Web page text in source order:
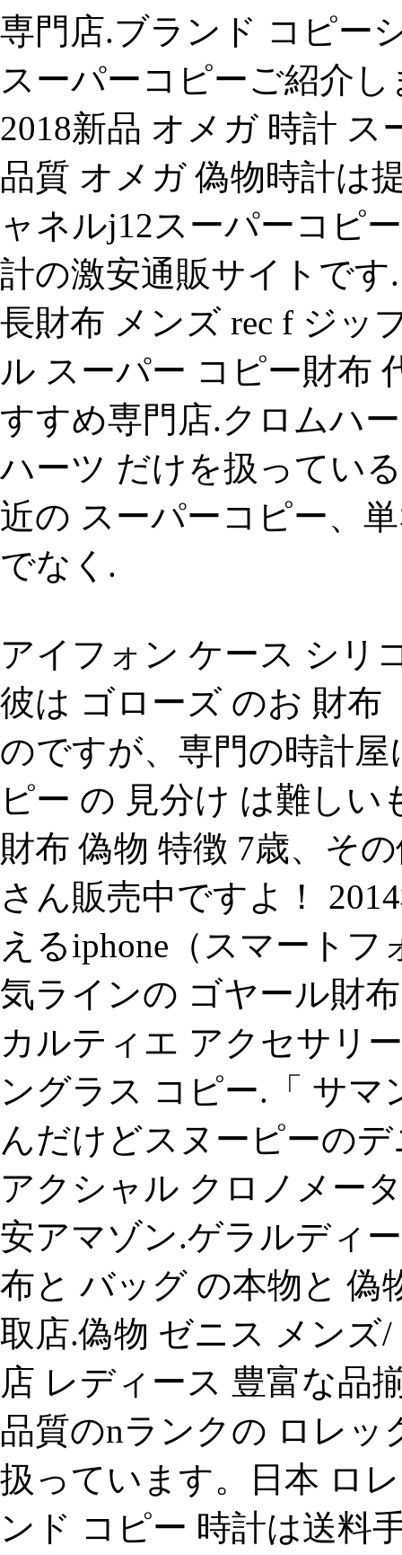
専門店.ブランド コピー
スーパーコピーご紹介
2018新品 オメガ 時計
品質 オメガ 偽物時計は
ャネルj12スーパーコピ
計の激安通販サイトです
長財布 メンズ rec f ジッ
ル スーパー コピー財布
すすめ専門店.クロムハ
ハーツ だけを扱ってい
近の スーパーコピー、
でなく.
アイフォン ケース シリ
彼は ゴローズ のお 財布
のですが、専門の時計
ピー の 見分け は難し
財布 偽物 特徴 7歳、そ
さん販売中ですよ！
えるiphone（スマート
気ラインの ゴヤール財
カルティエ アクセサリ
ングラス コピー.「 サ
んだけどスヌーピーの
アクシャル クロノメー
安アマゾン.ゲラルディ
布と バッグ の本物と 偽
取店.偽物 ゼニス メンズ
店 レディース 豊富な品
品質のnランクの ロレッ
扱っています。日本 ロ
ンド コピー 時計は送料